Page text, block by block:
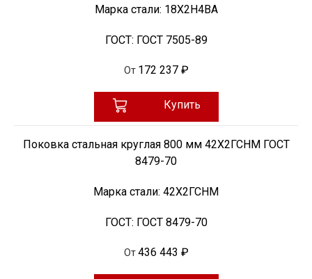
Марка стали: 18Х2Н4ВА
ГОСТ: ГОСТ 7505-89
От 172 237 ₽
Купить
Поковка стальная круглая 800 мм 42Х2ГСНМ ГОСТ
8479-70
Марка стали: 42Х2ГСНМ
ГОСТ: ГОСТ 8479-70
От 436 443 ₽